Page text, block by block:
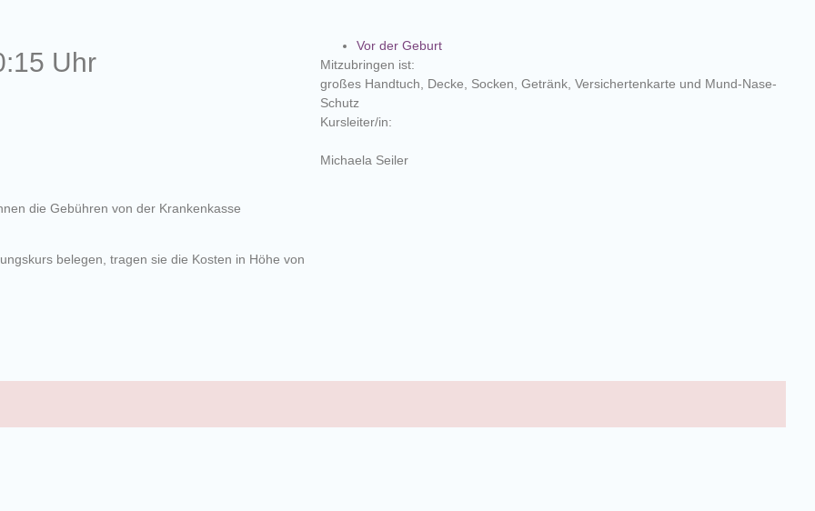
Uhr
die Gebühren von der Krankenkasse
belegen, tragen sie die Kosten in Höhe von
Vor der Geburt
Mitzubringen ist:
großes Handtuch, Decke, Socken, Getränk, Versichertenkarte und Mund-Nase-
Schutz
Kursleiter/in:
Michaela Seiler